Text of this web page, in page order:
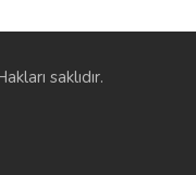
saklıdır.